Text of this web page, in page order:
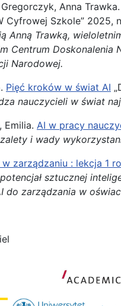
Anna Trawka.
Cyfrowej Szkole” 2025,
Anną Trawką,
Centrum Doskonalenia
Narodowej.
Pięć kroków w świat AI
nauczycieli w świat
Emilia. AI w pracy
i wady
w zarządzaniu : lekcja 1
sztucznej
do zarządzania w